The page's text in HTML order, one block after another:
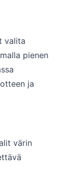
valita
pienen
ja
värin